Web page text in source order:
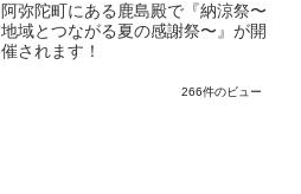
阿弥陀町にある鹿島殿で『納涼祭〜
地域とつながる夏の感謝祭〜』が開
催されます！
266件のビュー